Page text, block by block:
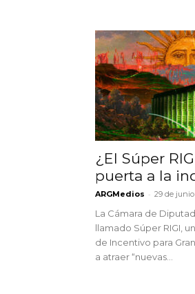
¿El Súper
puerta a la
ARGMedios - 29 de
La Cámara de
llamado Súper RIGI,
de Incentivo para
a atraer “nuevas...